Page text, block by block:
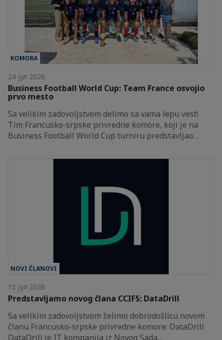
KOMORA
24 јул 2026
Business Football World Cup: Team France osvojio
prvo mesto
Sa velikim zadovoljstvom delimo sa vama lepu vest!
Tim Francusko-srpske privredne komore, koji je na
Business Football World Cup turniru predstavljao…
NOVI ČLANOVI
15 јул 2026
Predstavljamo novog člana CCIFS: DataDrill
Sa velikim zadovoljstvom želimo dobrodošlicu novom
članu Francusko-srpske privredne komore: DataDrill
DataDrill je IT kompanija iz Novog Sada…